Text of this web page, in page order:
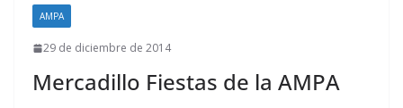
AMPA
29 de diciembre de 2014
Mercadillo Fiestas de la AMPA